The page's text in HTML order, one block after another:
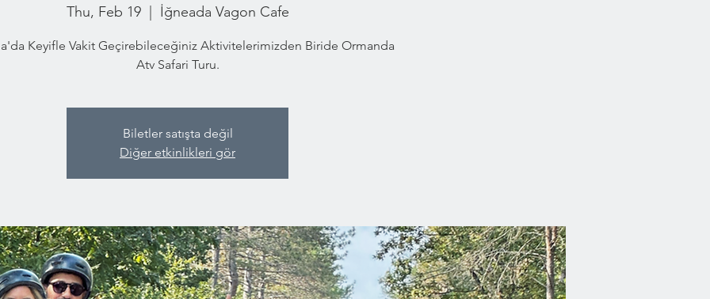
Thu, Feb 19
  |
İğneada Vagon Cafe
Keyifle Vakit Geçirebileceğiniz Aktivitelerimizden Biride Ormanda
Atv Safari Turu.
Biletler satışta değil
Diğer etkinlikleri gör